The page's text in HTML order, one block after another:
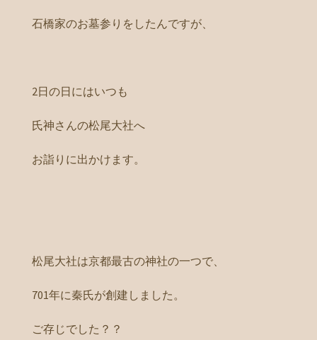
石橋家のお墓参りをしたんですが、
2日の日にはいつも
氏神さんの松尾大社へ
お詣りに出かけます。
松尾大社は京都最古の神社の一つで、
701年に秦氏が創建しました。
ご存じでした？？